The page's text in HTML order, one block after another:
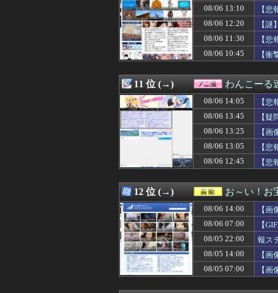
08/06 13:18
元ジャンポケ斉藤
08/06 13:16
【悲報】山里亮太
08/06 13:15
母「ルタオって本
08/06 13:15
白丁が両班の姓を
08/06 13:14
micro sdカード入
08/06 13:12
【悲報】ドジャー
08/06 13:11
高校野球の暑さ対
08/06 13:11
少年ジャンプの人
08/06 13:10
【悲報】週刊少年
08/06 13:10
【速報】岸田文雄
08/06 13:10
ヨーロッパが右翼
08/06 13:09
【動画】かもしれ
【一条莉々華：限
【画像】外国人が
08/06 13:06
夫を亡くした1週
08/06 13:05
いうほど『ドラク
08/06 13:05
【画像】姫野美南
08/06 13:05
【悲報】障害のあ
08/06 13:05
【画像】“ルフィ”
08/06 13:04
異世界おじさん←
08/06 13:04
【朗報】「新宿か
08/06 13:03
【悲報】日本車の
08/06 13:03
《必見》男の趣味
08/06 13:03
ワイ「どう見ても
08/06 13:10
【
08/06 12:20
【
08/06 11:30
【
08/06 10:45
【
11 位 (→) わんこーる
08/06 14:05
【
08/06 13:45
【
08/06 13:25
【
08/06 13:05
【
08/06 12:45
【
12 位 (→) お～い！お
08/06 14:00
【
08/06 07:00
【
08/05 22:00
報ス
08/05 14:00
【
08/05 07:00
【